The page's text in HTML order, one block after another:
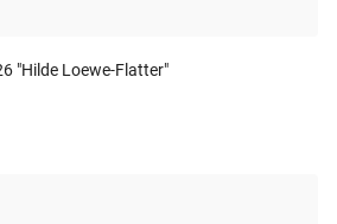
"Hilde Loewe-Flatter"